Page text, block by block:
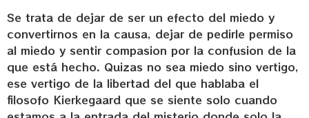
Se trata de dejar de ser un efecto del miedo y
convertirnos en la causa, dejar de pedirle permiso
al miedo y sentir compasion por la confusion de la
que está hecho. Quizas no sea miedo sino vertigo,
ese vertigo de la libertad del que hablaba el
filosofo Kierkegaard que se siente solo cuando